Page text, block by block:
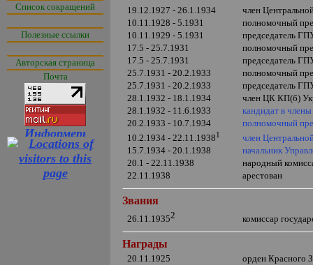
Список сокращений
Полезные ссылки
Авторская страница
Почта
19.12.1927 - 26.1.1934
член
10.11.1928 - 5.1931
полномочный
10.11.1929 - 5.1931
председатель
17.5 - 25.7.1931
полномочный
17.5 - 25.7.1931
председатель
25.7.1931 - 20.2.1933
полномочный
25.7.1931 - 20.2.1933
председатель
28.1.1932 - 18.1.1934
член ЦК КП(б)
28.1.1932 - 11.6.1933
кандидат в
20.2.1933 - 10.7.1934
полномочный
10.2.1934 - 22.11.19381
член
15.7.1934 - 20.1.1938
начальник
20.1 - 22.11.1938
народный
22.11.1938
арестован
Звания
26.11.19352 комиссар
Награды
20.11.1925
орден Красного